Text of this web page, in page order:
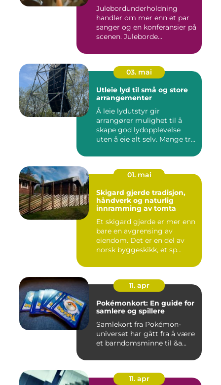
Julebordunderholdning
handler om mer enn et par
sanger og en konferansier på
scenen. Juleborde...
03. mai
Utleie lyd til små og store
arrangementer
Å leie lydutstyr gir
arrangører mulighet til å
skape god lydopplevelse
uten å eie alt selv. Mange tr...
01. mai
Skigard gjerde tradisjon,
håndverk og naturlig
innramming av tomta
Et skigard gjerde er mer enn
bare en avgrensing av
eiendom. Det er en del av
norsk byggeskikk, et sp...
11. apr
Pokémonkort: En guide for
samlere og spillere
Samlekort fra Pokémon-
universet har gått fra å være
et barndomsminne til &a...
11. apr